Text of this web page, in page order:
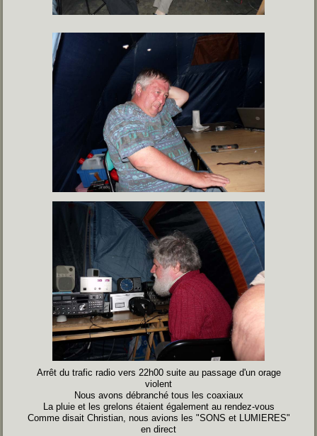
Arrêt du trafic radio vers 22h00 suite au passage d'un orage
violent
Nous avons débranché tous les coaxiaux
La pluie et les grelons étaient également au rendez-vous
Comme disait Christian, nous avions les "SONS et LUMIERES"
en direct